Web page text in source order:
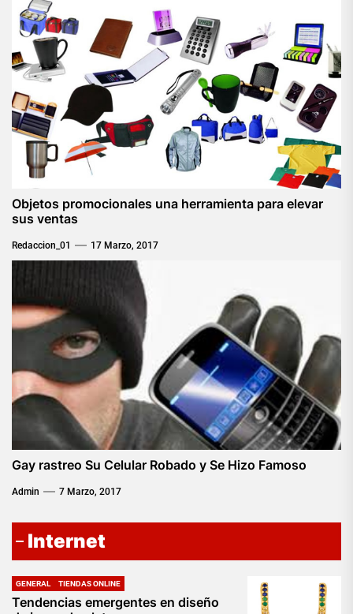
Objetos promocionales una herramienta para elevar
sus ventas
Redaccion_01 17 Marzo, 2017
Gay rastreo Su Celular Robado y Se Hizo Famoso
Admin 7 Marzo, 2017
Internet
GENERAL TIENDAS ONLINE
Tendencias emergentes en diseño